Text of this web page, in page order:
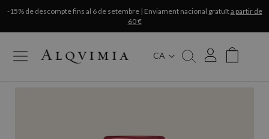
-15% de descompte fins al 6 de setembre | Enviament nacional gratuïta partir de
60 €
CA
My Cart